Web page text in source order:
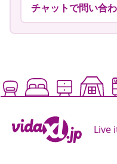
チャットで問い合
Live